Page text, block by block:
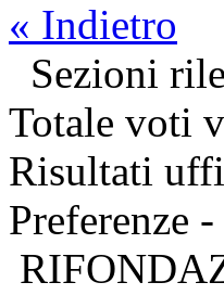
« Indietro
Sezioni
Totale voti
Risultati
Preferenze